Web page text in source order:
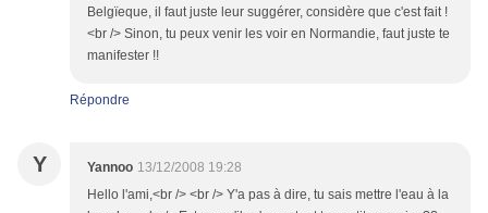
Belgïeque, il faut juste leur suggérer, considère que c'est fait !
<br /> Sinon, tu peux venir les voir en Normandie, faut juste te
manifester !!
Répondre
Y Yannoo 13/12/2008 19:28
Hello l'ami,<br /> <br /> Y'a pas à dire, tu sais mettre l'eau à la